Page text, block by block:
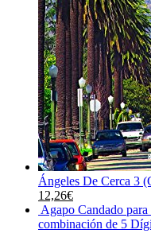
Ángeles De Cerca 3
El
precio
original
12,26€El
precio
actual
Agapo Candado
combinación de 5